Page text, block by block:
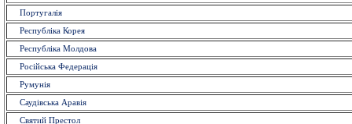
Португалія
Республіка Корея
Республіка Молдова
Російська Федерація
Румунія
Саудівська Аравія
Святий Престол